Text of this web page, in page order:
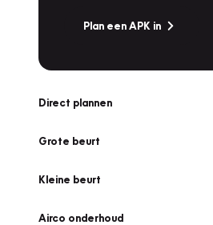
Plan een APK in
Direct plannen
Grote beurt
Kleine beurt
Airco onderhoud